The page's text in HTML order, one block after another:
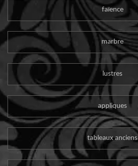
faïence
marbre
lustres
appliques
tableaux anciens